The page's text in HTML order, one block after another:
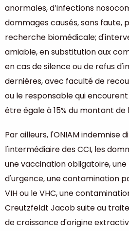
anormales, d’infections
dommages causés, sans faute,
recherche biomédicale;
amiable, en substitution aux
en cas de silence ou de refus
dernières, avec faculté de
ou le responsable qui
être égale à 15% du montant de
Par ailleurs, l'ONIAM indemnise
l'intermédiaire des CCI, les
une vaccination obligatoire,
d'urgence, une contamination
VIH ou le VHC, une
Creutzfeldt Jacob suite au
de croissance d'origine